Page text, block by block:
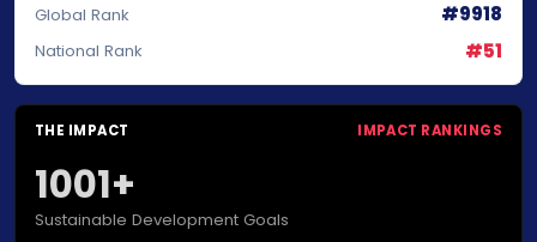
Global Rank #9918
National Rank #51
THE IMPACT IMPACT RANKINGS
1001+
Sustainable Development Goals